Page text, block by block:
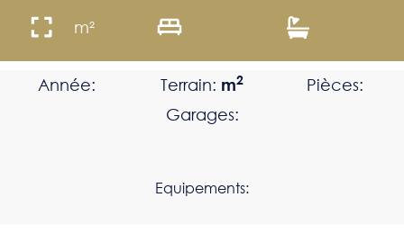
m²
Année: Terrain: m2
Pièces:
Garages:
Equipements: